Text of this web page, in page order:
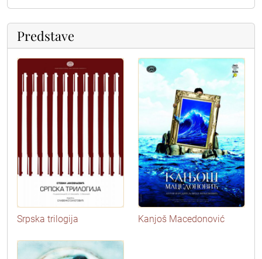
Predstave
Srpska trilogija Kanjoš Macedonović